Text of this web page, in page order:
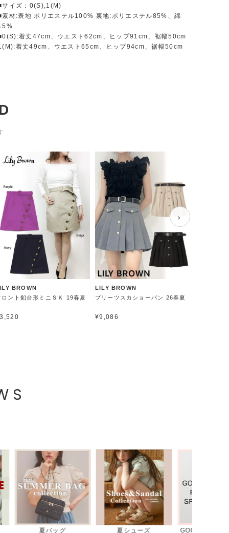
サイズ：0(S),1(M)
素材:表地 ポリエステル100% 裏地:ポリエステル85%、綿
着丈47cm、ウエスト62cm、ヒップ91cm、裾幅50cm
着丈49cm、ウエスト65cm、ヒップ94cm、裾幅50cm
BROWN
ロント釦台形ミニＳＫ 19春夏
LILY BROWN
プリーツスカショーパン 26春夏
¥9,086
›
GOOD ROCK SPEED デニムコレクション